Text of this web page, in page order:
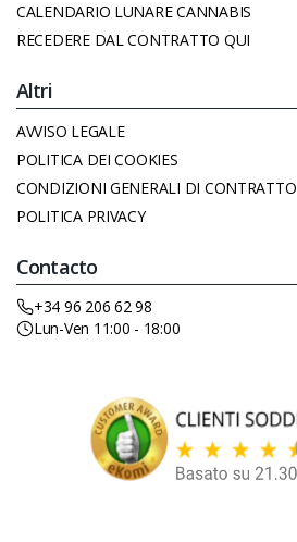
CALENDARIO LUNARE CANNABIS
RECEDERE DAL CONTRATTO QUI
Altri
AVVISO LEGALE
POLITICA DEI COOKIES
CONDIZIONI GENERALI DI CONTRATTO
POLITICA PRIVACY
Contacto
+34 96 206 62 98
Lun-Ven 11:00 - 18:00